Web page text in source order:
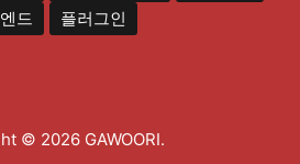
드 플러그인
© 2026 GAWOORI.